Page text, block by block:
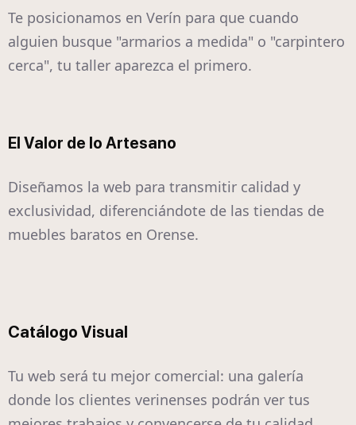
Te posicionamos en Verín para que cuando
alguien busque "armarios a medida" o "carpintero
cerca", tu taller aparezca el primero.
El Valor de lo Artesano
Diseñamos la web para transmitir calidad y
exclusividad, diferenciándote de las tiendas de
muebles baratos en Orense.
Catálogo Visual
Tu web será tu mejor comercial: una galería
donde los clientes verinenses podrán ver tus